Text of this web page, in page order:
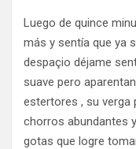
Luego de quince
más y sentía que ya
despaçio déjame
suave pero
estertores , su verga
chorros abundantes
gotas que logre